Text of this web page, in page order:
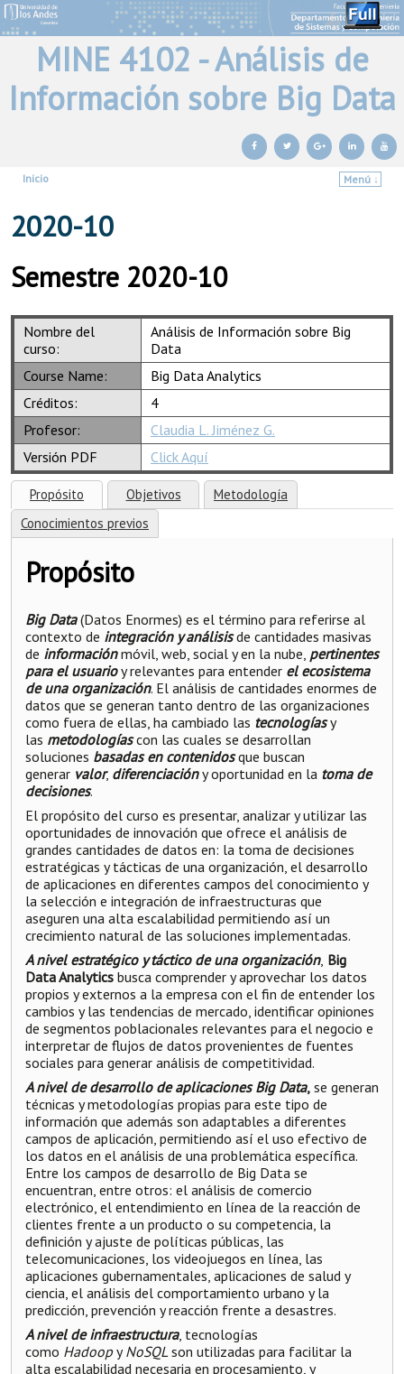
MINE 4102 - Análisis de
Información sobre Big Data
Inicio
Menú ↓
2020-10
Semestre 2020-10
Nombre del
curso:
Análisis de Información sobre Big
Data
Course Name:
Big Data Analytics
Créditos:
4
Profesor:
Claudia L. Jiménez G.
Versión PDF
Click Aquí
Propósito Objetivos
Metodología
Conocimientos previos
Propósito
Big Data(Datos Enormes) es el término para referirse al
contexto de integración y análisisde cantidades masivas
de informaciónmóvil, web, social y en la nube, pertinentes
para el usuarioy relevantes para entender el ecosistema
de una organización. El análisis de cantidades enormes de
datos que se generan tanto dentro de las organizaciones
como fuera de ellas, ha cambiado las tecnologíasy
las metodologíascon las cuales se desarrollan
soluciones basadas en contenidosque buscan
generar valor, diferenciacióny oportunidad en la toma de
decisiones.
El propósito del curso es presentar, analizar y utilizar las
oportunidades de innovación que ofrece el análisis de
grandes cantidades de datos en: la toma de decisiones
estratégicas y tácticas de una organización, el desarrollo
de aplicaciones en diferentes campos del conocimiento y
la selección e integración de infraestructuras que
aseguren una alta escalabilidad permitiendo así un
crecimiento natural de las soluciones implementadas.
A nivel estratégico y táctico de una organización, Big
Data Analytics busca comprender y aprovechar los datos
propios y externos a la empresa con el fin de entender los
cambios y las tendencias de mercado, identificar opiniones
de segmentos poblacionales relevantes para el negocio e
interpretar de flujos de datos provenientes de fuentes
sociales para generar análisis de competitividad.
A nivel de desarrollo de aplicaciones Big Data, se generan
técnicas y metodologías propias para este tipo de
información que además son adaptables a diferentes
campos de aplicación, permitiendo así el uso efectivo de
los datos en el análisis de una problemática específica.
Entre los campos de desarrollo de Big Data se
encuentran, entre otros: el análisis de comercio
electrónico, el entendimiento en línea de la reacción de
clientes frente a un producto o su competencia, la
definición y ajuste de políticas públicas, las
telecomunicaciones, los videojuegos en línea, las
aplicaciones gubernamentales, aplicaciones de salud y
ciencia, el análisis del comportamiento urbano y la
predicción, prevención y reacción frente a desastres.
A nivel de infraestructura, tecnologías
como HadoopyNoSQL son utilizadas para facilitar la
alta escalabilidad necesaria en procesamiento, y